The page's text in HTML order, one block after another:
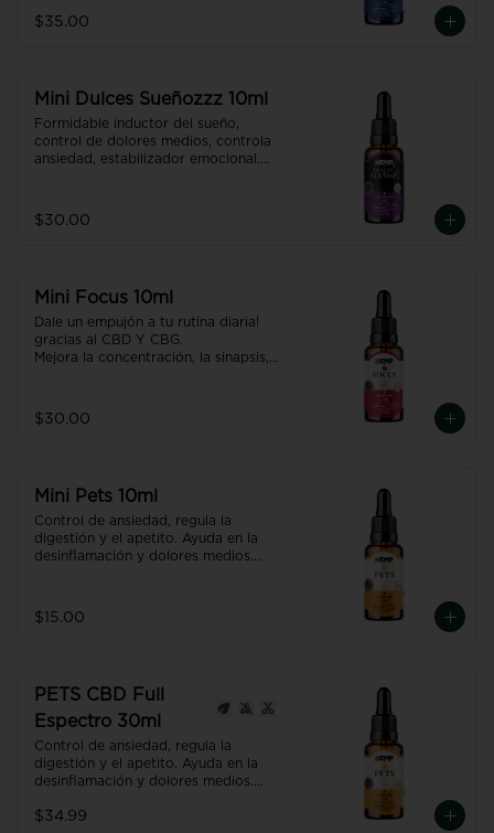
antidepresivas, desinflamantes,
neuroprotectoras,  gracias al CBD +
efecto hasta 7 veces más efectivo y
rápido que uno normal.
$35.00
Mini Dulces Sueñozzz 10ml
Formidable inductor del sueño,
control de dolores medios, controla
ansiedad, estabilizador emocional.
Producto con NANO TECNOLOGÍA,
efecto hasta 7 veces más efectivo y
$30.00
Mini Focus 10ml
Dale un empujón a tu rutina diaria!
gracias al CBD Y CBG.
Mejora la concentración, la sinapsis,
tratamientos oncológicos.
Producto con NANO TECNOLOGÍA,
$30.00
Mini Pets 10ml
Control de ansiedad, regula la
digestión y el apetito. Ayuda en la
desinflamación y dolores medios.
rápido que uno normal.
$15.00
PETS CBD Full
Espectro 30ml
Control de ansiedad, regula la
digestión y el apetito. Ayuda en la
desinflamación y dolores medios.
efecto hasta 7 veces más efectivo y
$34.99